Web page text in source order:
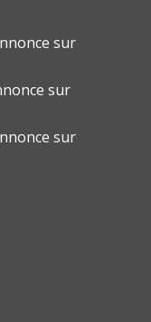
sur
sur
sur